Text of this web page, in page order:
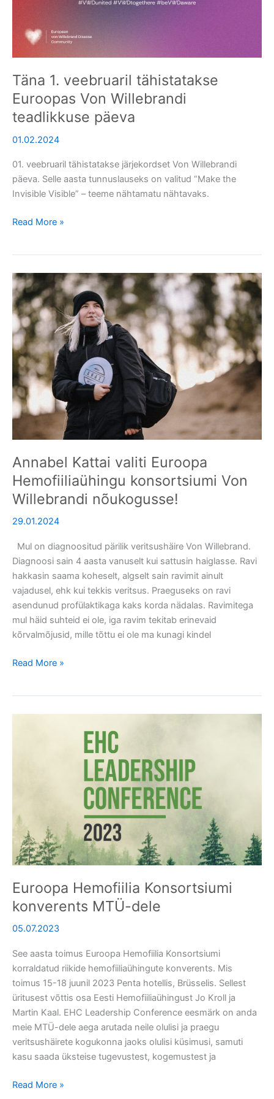
Täna 1. veebruaril tähistatakse
Euroopas Von Willebrandi
teadlikkuse päeva
01.02.2024
01. veebruaril tähistatakse järjekordset Von Willebrandi
päeva. Selle aasta tunnuslauseks on valitud “Make the
Invisible Visible” – teeme nähtamatu nähtavaks.
teadlikkuse
päeva
Read More »
Annabel Kattai valiti Euroopa
Hemofiiliaühingu konsortsiumi Von
Willebrandi nõukogusse!
29.01.2024
Mul on diagnoositud pärilik veritsushäire Von Willebrand.
Diagnoosi sain 4 aasta vanuselt kui sattusin haiglasse. Ravi
hakkasin saama koheselt, algselt sain ravimit ainult
vajadusel, ehk kui tekkis veritsus. Praeguseks on ravi
asendunud profülaktikaga kaks korda nädalas. Ravimitega
mul häid suhteid ei ole, iga ravim tekitab erinevaid
kõrvalmõjusid, mille tõttu ei ole ma kunagi kindel
Annabel
Kattai
valiti
Euroopa
Hemofiiliaühingu
konsortsiumi
Von
Willebrandi
nõukogusse!
Read More »
Euroopa Hemofiilia Konsortsiumi
konverents MTÜ-dele
05.07.2023
See aasta toimus Euroopa Hemofiilia Konsortsiumi
korraldatud riikide hemofiiliaühingute konverents. Mis
toimus 15-18 juunil 2023 Penta hotellis, Brüsselis. Sellest
üritusest võttis osa Eesti Hemofiiliaühingust Jo Kroll ja
Martin Kaal. EHC Leadership Conference eesmärk on anda
meie MTÜ-dele aega arutada neile olulisi ja praegu
veritsushäirete kogukonna jaoks olulisi küsimusi, samuti
kasu saada üksteise tugevustest, kogemustest ja
Read More »